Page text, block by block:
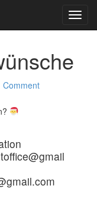
Comment